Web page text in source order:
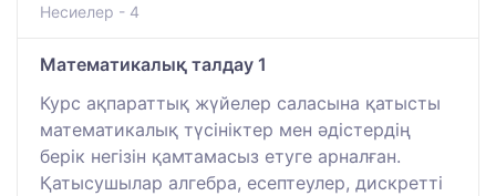
Несиелер - 4
Математикалық талдау 1
Курс ақпараттық жүйелер саласына қатысты
математикалық түсініктер мен әдістердің
берік негізін қамтамасыз етуге арналған.
Қатысушылар алгебра, есептеулер, дискретті